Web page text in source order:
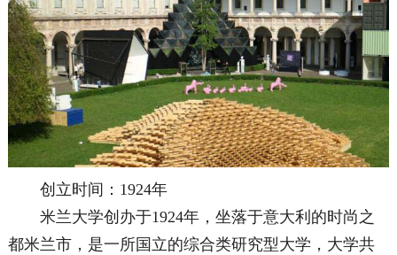
创立时间：1924年
米兰大学创办于1924年，坐落于意大利的时尚之
都米兰市，是一所国立的综合类研究型大学，大学共